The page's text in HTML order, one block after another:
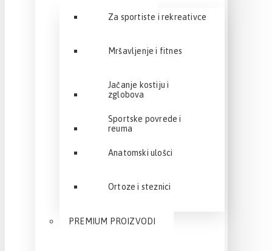
Za sportiste i rekreativce
Mršavljenje i fitnes
Jačanje kostiju i
zglobova
Sportske povrede i
reuma
Anatomski ulošci
Ortoze i steznici
PREMIUM PROIZVODI